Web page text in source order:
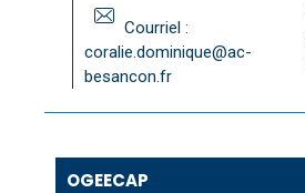
Courriel :
coralie.dominique@ac-
besancon.fr
OGEECAP